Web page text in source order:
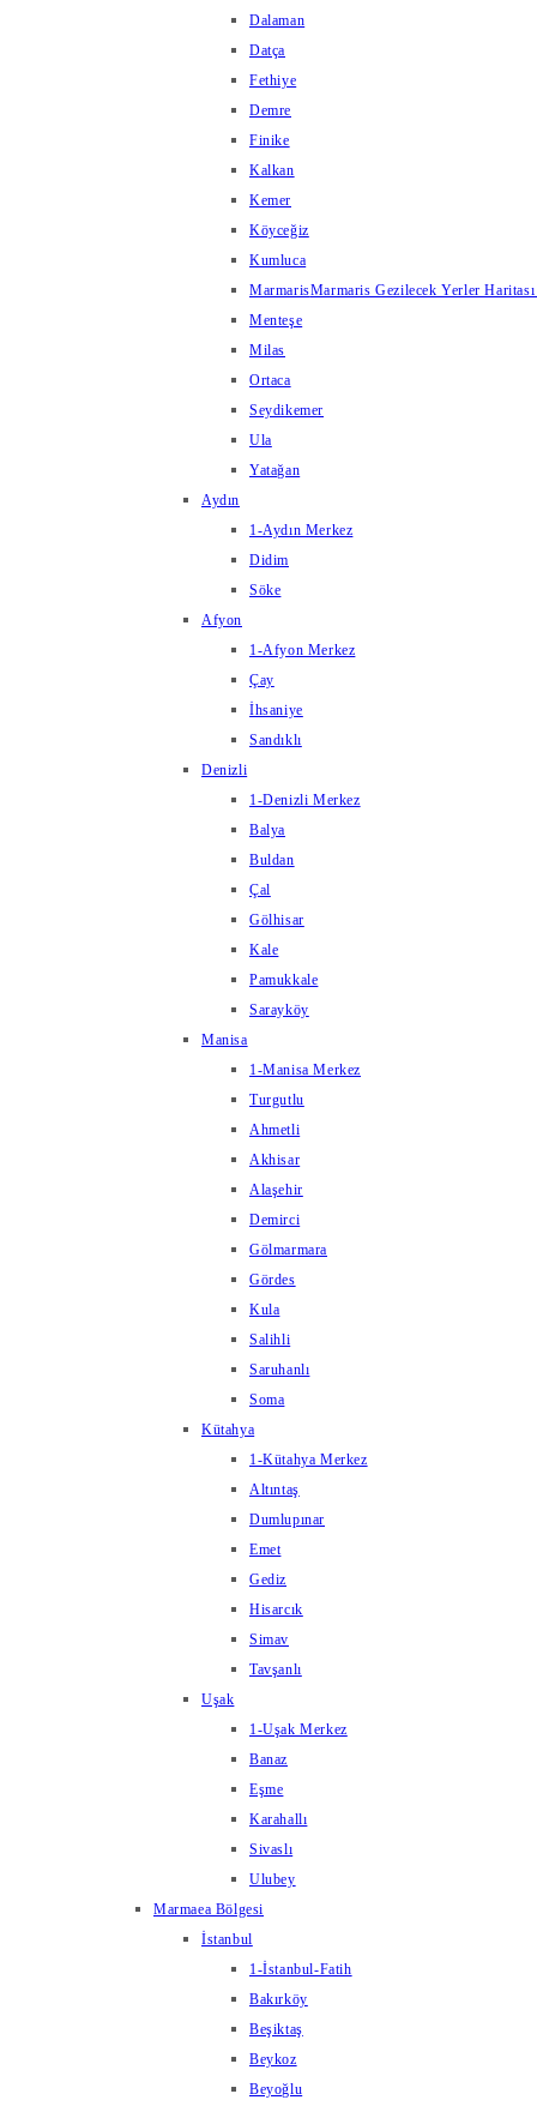
Dalaman
Datça
Fethiye
Demre
Finike
Kalkan
Kemer
Köyceğiz
Kumluca
MarmarisMarmaris Gezilecek Yerler
Menteşe
Milas
Ortaca
Seydikemer
Ula
Yatağan
Aydın
1-Aydın Merkez
Didim
Söke
Afyon
1-Afyon Merkez
Çay
İhsaniye
Sandıklı
Denizli
1-Denizli Merkez
Balya
Buldan
Çal
Gölhisar
Kale
Pamukkale
Sarayköy
Manisa
1-Manisa Merkez
Turgutlu
Ahmetli
Akhisar
Alaşehir
Demirci
Gölmarmara
Gördes
Kula
Salihli
Saruhanlı
Soma
Kütahya
1-Kütahya Merkez
Altıntaş
Dumlupınar
Emet
Gediz
Hisarcık
Simav
Tavşanlı
Uşak
1-Uşak Merkez
Banaz
Eşme
Karahallı
Sivaslı
Ulubey
Marmaea Bölgesi
İstanbul
1-İstanbul-Fatih
Bakırköy
Beşiktaş
Beykoz
Beyoğlu